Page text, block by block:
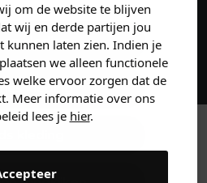
om de website te blijven
wij en derde partijen jou
kunnen laten zien. Indien je
we alleen functionele
welke ervoor zorgen dat de
Meer informatie over ons
lees je hier.
aan en ontvang 5%
eerste bestelling!
besteld
kleding
kleding